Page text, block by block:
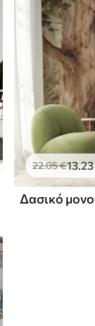
22.05€13.23